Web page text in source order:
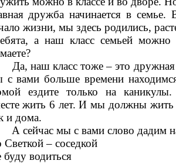
дружба начинается в семье.
жизни, мы здесь родились,
а наш класс семьей можно
наш класс тоже – это дружная
с вами больше времени
ездите только на
жить 6 лет. И мы должны жить
и дома.
мы с вами слово дадим
– соседкой
водиться